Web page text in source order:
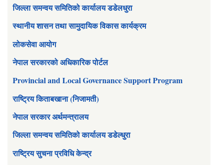
जिल्ला समन्वय समितिको कार्यालय डडेलधुरा
स्थानीय शासन तथा सामुदायिक विकास कार्यक्रम
लोकसेवा आयोग
नेपाल सरकारको अधिकारिक पोर्टल
Provincial and Local Governance Support Program
राष्ट्रिय किताबखाना (निजामती)
नेपाल सरकार अर्थमन्त्रालय
जिल्ला समन्वय समितिको कार्यालय डडेल्धुरा
राष्ट्रिय सुचना प्रविधि केन्द्र